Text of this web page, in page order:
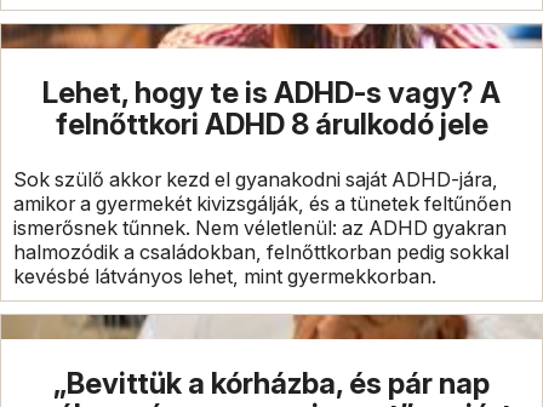
Lehet, hogy te is ADHD-s vagy? A
felnőttkori ADHD 8 árulkodó jele
Sok szülő akkor kezd el gyanakodni saját ADHD-jára,
amikor a gyermekét kivizsgálják, és a tünetek feltűnően
ismerősnek tűnnek. Nem véletlenül: az ADHD gyakran
halmozódik a családokban, felnőttkorban pedig sokkal
kevésbé látványos lehet, mint gyermekkorban.
„Bevittük a kórházba, és pár nap